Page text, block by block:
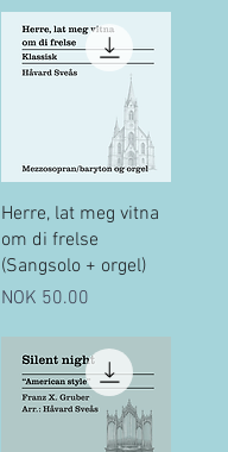
Quick View
Herre, lat meg vitna
om di frelse
(Sangsolo + orgel)
Price
NOK 50.00